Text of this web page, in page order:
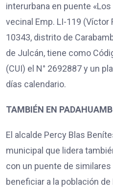
interurbana en puente
vecinal Emp. LI-119 (Víctor
10343, distrito de
de Julcán, tiene como
(CUI) el N° 2692887 y un
días calendario.
TAMBIÉN EN
El alcalde Percy Blas
municipal que lidera
con un puente de
beneficiar a la población de